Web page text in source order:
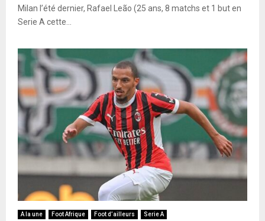
Milan l’été dernier, Rafael Leão (25 ans, 8 matchs et 1 but en
Serie A cette...
A la une Foot Afrique Foot d’ailleurs Serie A